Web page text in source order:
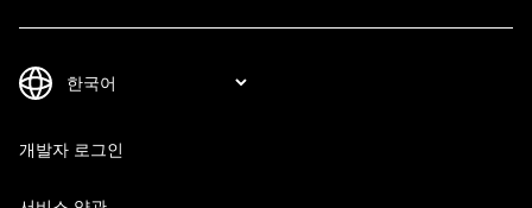
개발자 로그인